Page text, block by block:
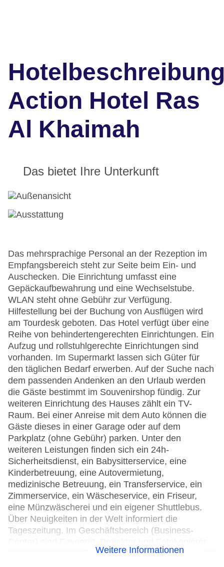
Action Hotel Ras
Al Khaimah
Das bietet Ihre Unterkunft
Das mehrsprachige Personal an der Rezeption im
Empfangsbereich steht zur Seite beim Ein- und
Auschecken. Die Einrichtung umfasst eine
Gepäckaufbewahrung und eine Wechselstube.
WLAN steht ohne Gebühr zur Verfügung.
Hilfestellung bei der Buchung von Ausflügen wird
am Tourdesk geboten. Das Hotel verfügt über eine
Reihe von behindertengerechten Einrichtungen. Ein
Aufzug und rollstuhlgerechte Einrichtungen sind
vorhanden. Im Supermarkt lassen sich Güter für
den täglichen Bedarf erwerben. Auf der Suche nach
dem passenden Andenken an den Urlaub werden
die Gäste bestimmt im Souvenirshop fündig. Zur
weiteren Einrichtung des Hauses zählt ein TV-
Raum. Bei einer Anreise mit dem Auto können die
Gäste dieses in einer Garage oder auf dem
Parkplatz (ohne Gebühr) parken. Unter den
weiteren Leistungen finden sich ein 24h-
Sicherheitsdienst, ein Babysitterservice, eine
Kinderbetreuung, eine Autovermietung,
medizinische Betreuung, ein Transferservice, ein
Zimmerservice, ein Wäscheservice, ein Friseur,
eine Münzwäscherei und ein eigener Shuttlebus.
Über Neuigkeiten in der Welt informiert die
Tageszeitung. Im Geschäftsbereich (Business-
Weitere Informationen